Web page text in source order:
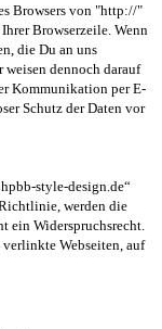
Browsers von "http://"
Browserzeile. Wenn
die Du an uns
dennoch darauf
Kommunikation per E-
Schutz der Daten vor
style-design.de“
werden die
ein Widerspruchsrecht.
Webseiten, auf